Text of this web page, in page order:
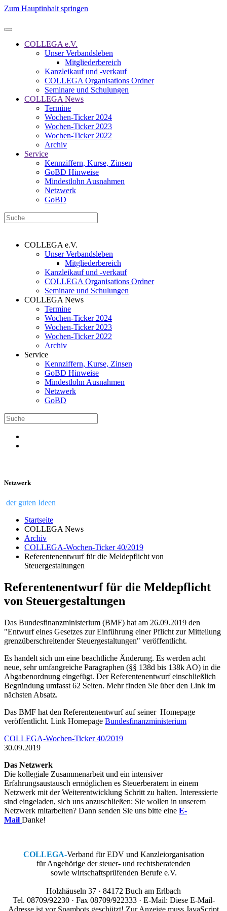
Zum Hauptinhalt springen
COLLEGA e.V.
Unser Verbandsleben
Mitgliederbereich
Kanzleikauf und -verkauf
COLLEGA Organisations Ordner
Seminare und Schulungen
COLLEGA News
Termine
Wochen-Ticker 2024
Wochen-Ticker 2023
Wochen-Ticker 2022
Archiv
Service
Kennziffern, Kurse, Zinsen
GoBD Hinweise
Mindestlohn Ausnahmen
Netzwerk
GoBD
COLLEGA e.V.
Unser Verbandsleben
Mitgliederbereich
Kanzleikauf und -verkauf
COLLEGA Organisations Ordner
Seminare und Schulungen
COLLEGA News
Termine
Wochen-Ticker 2024
Wochen-Ticker 2023
Wochen-Ticker 2022
Archiv
Service
Kennziffern, Kurse, Zinsen
GoBD Hinweise
Mindestlohn Ausnahmen
Netzwerk
GoBD
Netzwerk
der guten Ideen
Startseite
COLLEGA News
Archiv
COLLEGA-Wochen-Ticker 40/2019
Referentenentwurf für die Meldepflicht von
Steuergestaltungen
Referentenentwurf für die Meldepflicht
von Steuergestaltungen
Das Bundesfinanzministerium (BMF) hat am 26.09.2019 den
"Entwurf eines Gesetzes zur Einführung einer Pflicht zur Mitteilung
grenzüberschreitender Steuergestaltungen" veröffentlicht.
Es handelt sich um eine beachtliche Änderung. Es werden acht
neue, sehr umfangreiche Paragraphen (§§ 138d bis 138k AO) in die
Abgabenordnung eingefügt. Der Referentenentwurf einschließlich
Begründung umfasst 62 Seiten. Mehr finden Sie über den Link im
nächsten Absatz.
Das BMF hat den Referentenentwurf auf seiner Homepage
veröffentlicht. Link Homepage Bundesfinanzministerium
COLLEGA-Wochen-Ticker 40/2019
30.09.2019
Das Netzwerk
Die kollegiale Zusammenarbeit und ein intensiver
Erfahrungsaustausch ermöglichen es Steuerberatern in einem
Netzwerk mit der Weiterentwicklung Schritt zu halten. Interessierte
sind eingeladen, sich uns anzuschließen: Sie wollen in unserem
Netzwerk mitarbeiten? Dann senden Sie uns bitte eine E-
Mail Danke!
COLLEGA-Verband für EDV und Kanzleiorganisation
für Angehörige der steuer- und rechtsberatenden
sowie wirtschaftsprüfenden Berufe e.V.
Holzhäuseln 37 · 84172 Buch am Erlbach
Tel. 08709/92230 · Fax 08709/922333 · E-Mail: Diese E-Mail-